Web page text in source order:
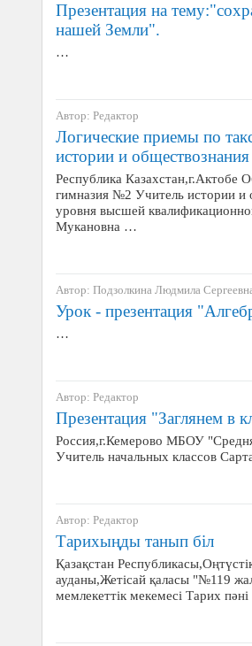
Презентация на
нашей Земли".
…
Автор: Редактор
Логические приемы по
истории и обществознания
Республика Казахстан,г.Актобе
гимназия №2 Учитель истории и
уровня высшей
Мукановна …
Автор: Подзолкина Людмила
Урок - презентация
…
Автор: Редактор
Презентация "Заглянем в
Россия,г.Кемерово МБОУ
Учитель начальных классов
Автор: Редактор
Тарихыңды танып біл
Қазақстан
ауданы,Жетісай қаласы "№119
мемлекеттік мекемесі Тарих